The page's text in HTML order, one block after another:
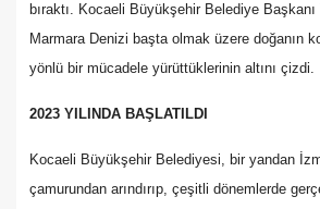
bıraktı. Kocaeli Büyükşehir Belediye
Marmara Denizi başta olmak üzere doğanın
yönlü bir mücadele yürüttüklerinin altını çizdi.
2023 YILINDA BAŞLATILDI
Kocaeli Büyükşehir Belediyesi, bir yandan
çamurundan arındırıp, çeşitli dönemlerde